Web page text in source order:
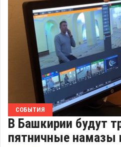
СОБЫТИЯ
В Башкирии будут
пятничные намазы